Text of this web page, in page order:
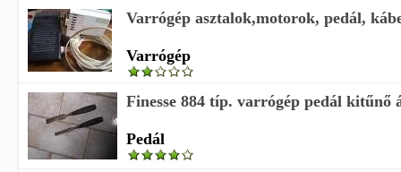
Varrógép asztalok,motorok, pedál,
Varrógép
Finesse 884 típ. varrógép pedál kitűnő
Pedál